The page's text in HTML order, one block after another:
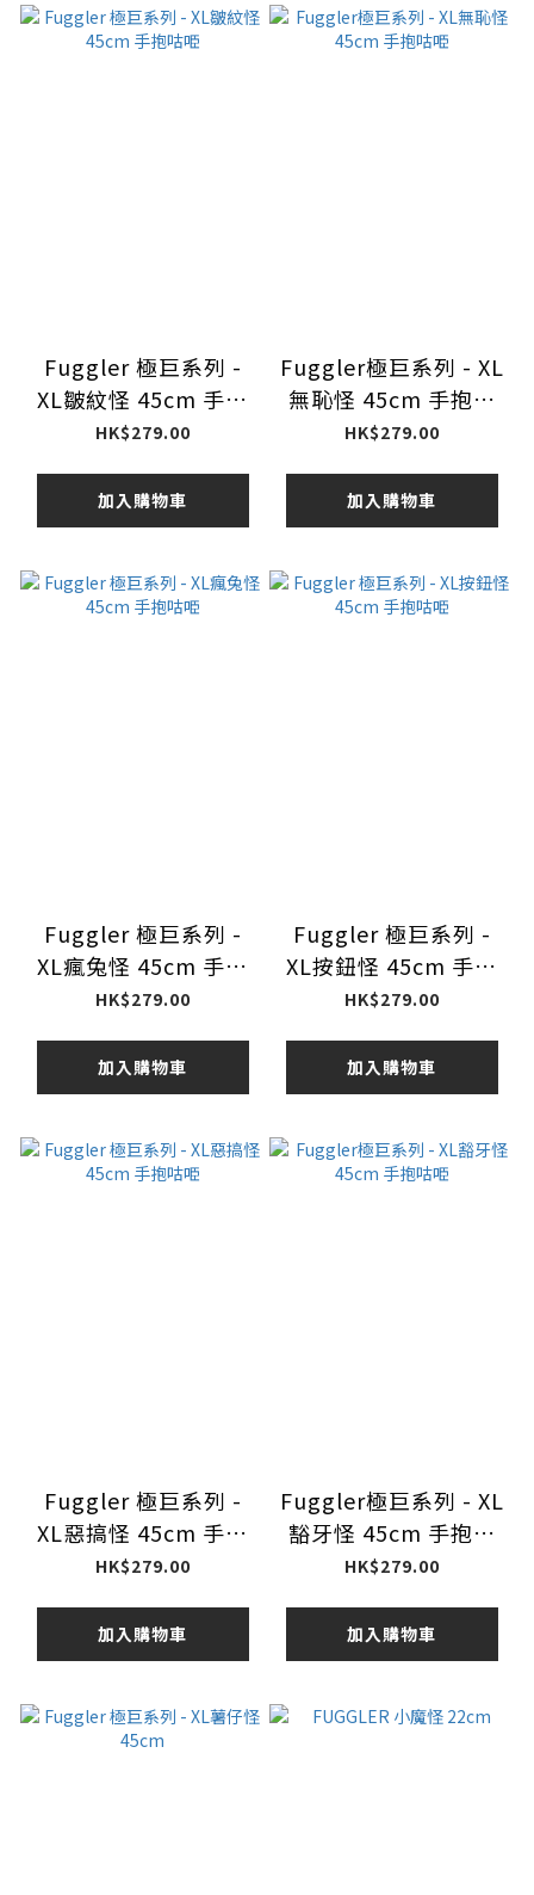
Fuggler 極巨系列 -
XL皺紋怪 45cm 手抱
咕𠱸
HK$279.00
加入購物車
Fuggler極巨系列 - XL
無恥怪 45cm 手抱咕
𠱸
HK$279.00
加入購物車
Fuggler 極巨系列 -
XL瘋兔怪 45cm 手抱
咕𠱸
HK$279.00
加入購物車
Fuggler 極巨系列 -
XL按鈕怪 45cm 手抱
咕𠱸
HK$279.00
加入購物車
Fuggler 極巨系列 -
XL惡搞怪 45cm 手抱
咕𠱸
HK$279.00
加入購物車
Fuggler極巨系列 - XL
豁牙怪 45cm 手抱咕
𠱸
HK$279.00
加入購物車